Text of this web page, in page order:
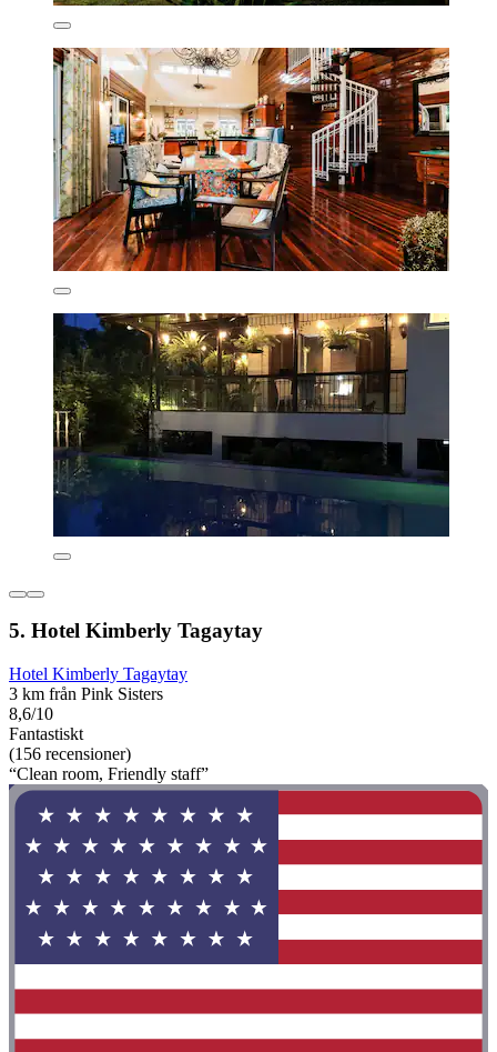
5. Hotel Kimberly Tagaytay
Hotel Kimberly Tagaytay
3 km från Pink Sisters
8,6/10
Fantastiskt
(156 recensioner)
“Clean room, Friendly staff”